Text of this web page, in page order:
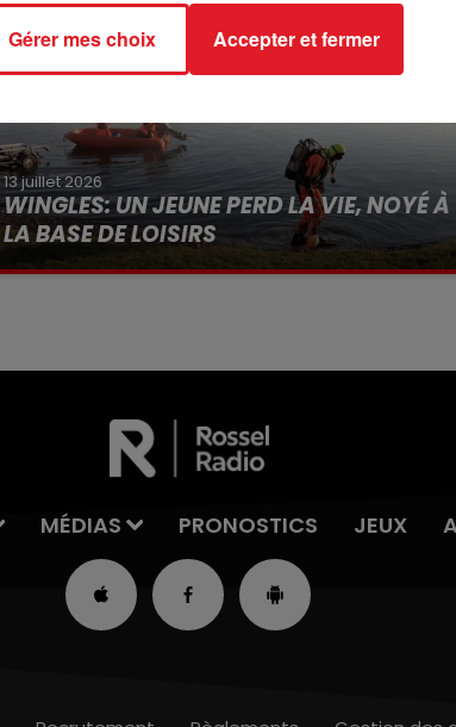
13 juillet 2026
WINGLES: UN JEUNE PERD LA VIE, NOYÉ À
LA BASE DE LOISIRS
La victime a coulé à pic
MÉDIAS PRONOSTICS JEUX
Gérer mes choix Accepter et fermer